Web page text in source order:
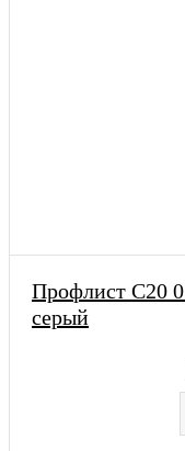
Профлист С20
серый